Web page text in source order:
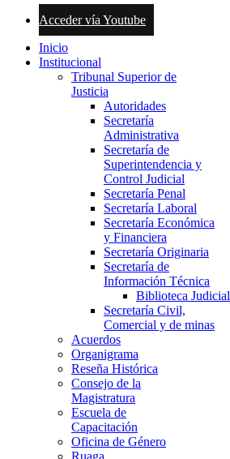
Acceder vía Youtube
Inicio
Institucional
Tribunal Superior de
Justicia
Autoridades
Secretaría
Administrativa
Secretaría de
Superintendencia y
Control Judicial
Secretaría Penal
Secretaría Laboral
Secretaría Económica
y Financiera
Secretaría Originaria
Secretaría de
Información Técnica
Biblioteca Judicial
Secretaría Civil,
Comercial y de minas
Acuerdos
Organigrama
Reseña Histórica
Consejo de la
Magistratura
Escuela de
Capacitación
Oficina de Género
Ruaga